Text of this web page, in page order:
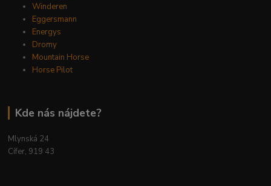
Winderen
Eggersmann
Energys
Dromy
Mountain Horse
Horse Pilot
Kde nás nájdete?
Mlynská 24
Cífer, 919 43